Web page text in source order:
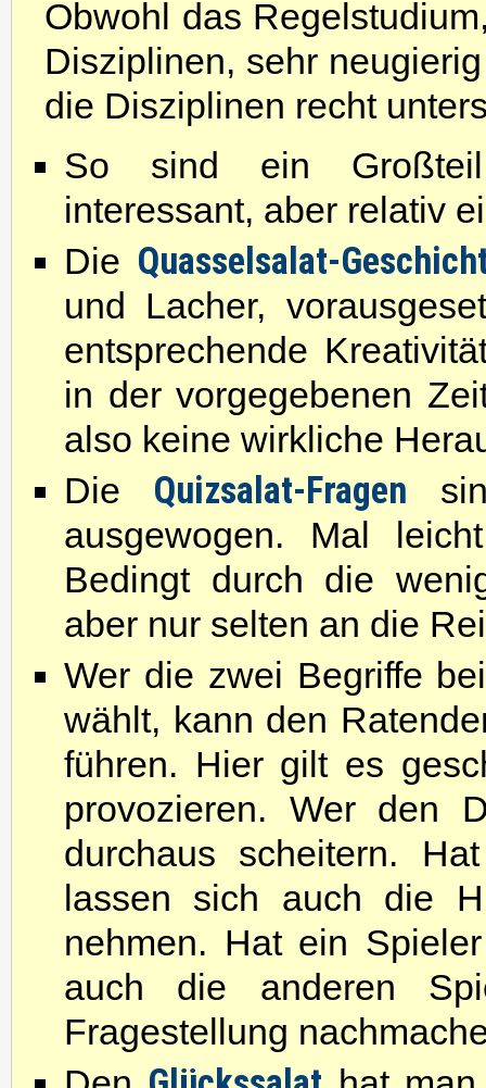
Obwohl das
Disziplinen, sehr
die Disziplinen recht
So sind ein
interessant, aber relativ
Die Quasselsalat-
und Lacher,
entsprechende
in der vorgegebenen
also keine wirkliche
Die Quizsalat-Fragen
ausgewogen. Mal
Bedingt durch die
aber nur selten an die
Wer die zwei Begriffe
wählt, kann den
führen. Hier gilt es
provozieren. Wer den
durchaus scheitern.
lassen sich auch die
nehmen. Hat ein
auch die anderen
Fragestellung